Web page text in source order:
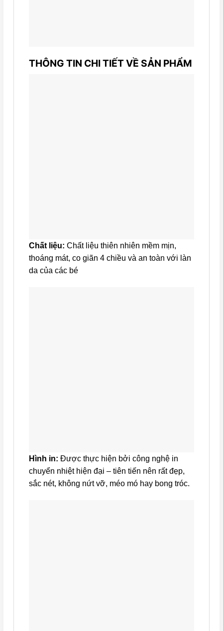
THÔNG TIN CHI TIẾT VỀ SẢN PHẨM
Chất liệu: Chất liệu thiên nhiên mềm mịn,
thoáng mát, co giãn 4 chiều và an toàn với làn
da của các bé
Hình in: Được thực hiện bởi công nghệ in
chuyển nhiệt hiện đại – tiên tiến nên rất đẹp,
sắc nét, không nứt vỡ, méo mó hay bong tróc.